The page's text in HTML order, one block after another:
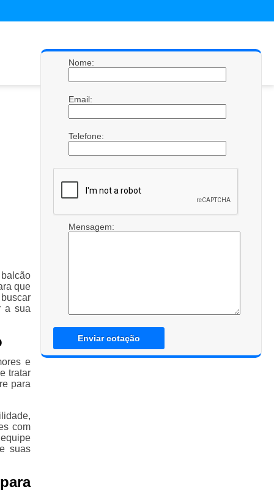
que
a sua
e
tratar
para
com
suas
Nome:
Email:
Telefone:
Mensagem:
Enviar cotação